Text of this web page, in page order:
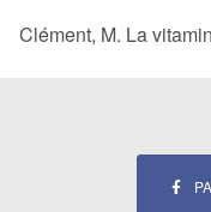
Clément, M. La